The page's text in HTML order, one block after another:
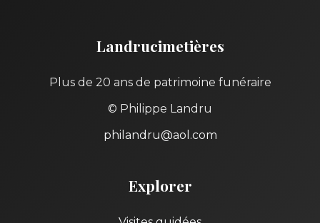
Landrucimetières
Plus de 20 ans de patrimoine funéraire
© Philippe Landru
philandru@aol.com
Explorer